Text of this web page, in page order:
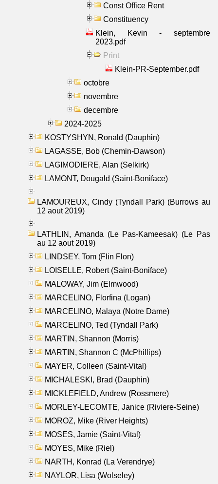
Const Office Rent
Constituency
Klein, Kevin - septembre
2023.pdf
Print
Klein-PR-September.pdf
octobre
novembre
decembre
2024-2025
KOSTYSHYN, Ronald (Dauphin)
LAGASSE, Bob (Chemin-Dawson)
LAGIMODIERE, Alan (Selkirk)
LAMONT, Dougald (Saint-Boniface)
LAMOUREUX, Cindy (Tyndall Park) (Burrows au
12 aout 2019)
LATHLIN, Amanda (Le Pas-Kameesak) (Le Pas
au 12 aout 2019)
LINDSEY, Tom (Flin Flon)
LOISELLE, Robert (Saint-Boniface)
MALOWAY, Jim (Elmwood)
MARCELINO, Florfina (Logan)
MARCELINO, Malaya (Notre Dame)
MARCELINO, Ted (Tyndall Park)
MARTIN, Shannon (Morris)
MARTIN, Shannon C (McPhillips)
MAYER, Colleen (Saint-Vital)
MICHALESKI, Brad (Dauphin)
MICKLEFIELD, Andrew (Rossmere)
MORLEY-LECOMTE, Janice (Riviere-Seine)
MOROZ, Mike (River Heights)
MOSES, Jamie (Saint-Vital)
MOYES, Mike (Riel)
NARTH, Konrad (La Verendrye)
NAYLOR, Lisa (Wolseley)